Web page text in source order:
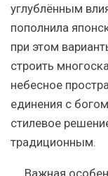
углублённым
пополнила
при этом
строить
небесное
единения с
стилевое
традиционным.
Важная